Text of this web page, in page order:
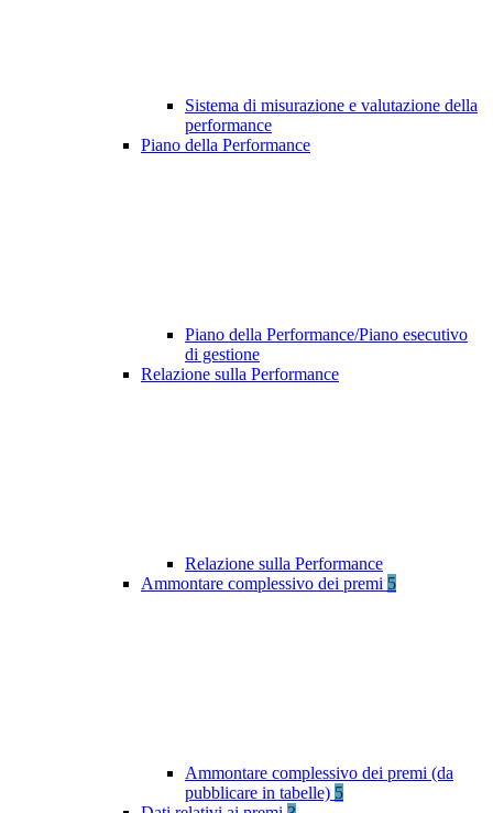
Sistema di misurazione e valutazione della
performance
Piano della Performance
Piano della Performance/Piano esecutivo
di gestione
Relazione sulla Performance
Relazione sulla Performance
Ammontare complessivo dei premi 5
Ammontare complessivo dei premi (da
pubblicare in tabelle) 5